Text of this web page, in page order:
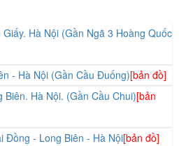
Hà Nội (Gần Ngã 3 Hoàng Quốc
- Hà Nội (Gần Cầu Đuống)[bản đồ]
Hà Nội. (Gần Cầu Chui)[bản
Đồng - Long Biên - Hà Nội[bản đồ]